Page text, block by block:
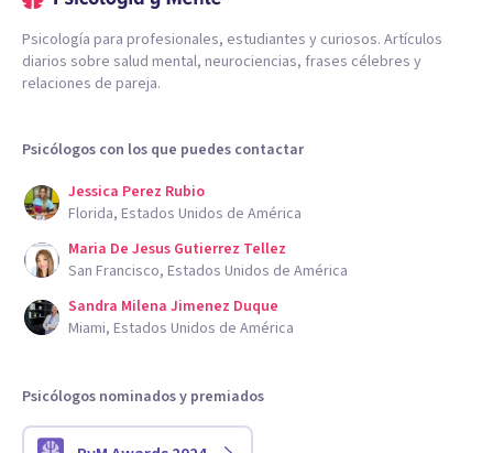
Psicología para profesionales, estudiantes y curiosos. Artículos
diarios sobre salud mental, neurociencias, frases célebres y
relaciones de pareja.
Psicólogos con los que puedes contactar
Jessica Perez Rubio
Florida, Estados Unidos de América
Maria De Jesus Gutierrez Tellez
San Francisco, Estados Unidos de América
Sandra Milena Jimenez Duque
Miami, Estados Unidos de América
Psicólogos nominados y premiados